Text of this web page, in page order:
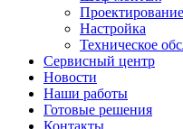
Проектирование
Настройка
Техническое
Сервисный центр
Новости
Наши работы
Готовые решения